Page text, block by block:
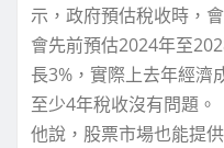
示，政府預估稅收時，
會先前預估2024年至
長3%，實際上去年經濟
至少4年稅收沒有問題。
他說，股票市場也能提